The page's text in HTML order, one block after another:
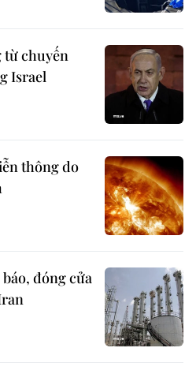
từ chuyến
Israel
thông do
đóng cửa